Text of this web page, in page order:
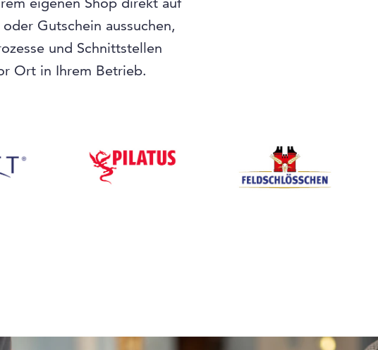
Gutschein aussuchen,
und Schnittstellen
Ort in Ihrem Betrieb.